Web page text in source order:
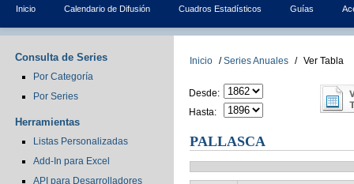
Inicio Calendario de Difusión Cuadros Estadísticos Guías
Consulta de Series
Por Categoría
Por Series
Herramientas
Listas Personalizadas
Add-In para Excel
API para Desarrolladores
Inicio / Series Anuales / Ver Tabla
Desde:
Hasta:
PALLASCA